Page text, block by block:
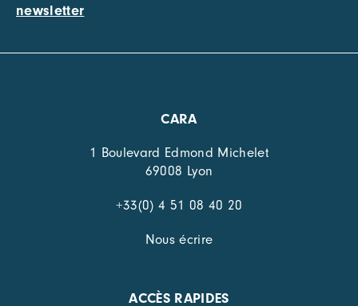
newsletter
CARA
1 Boulevard Edmond Michelet
69008 Lyon
+33(0) 4 51 08 40 20
Nous écrire
ACCÈS RAPIDES